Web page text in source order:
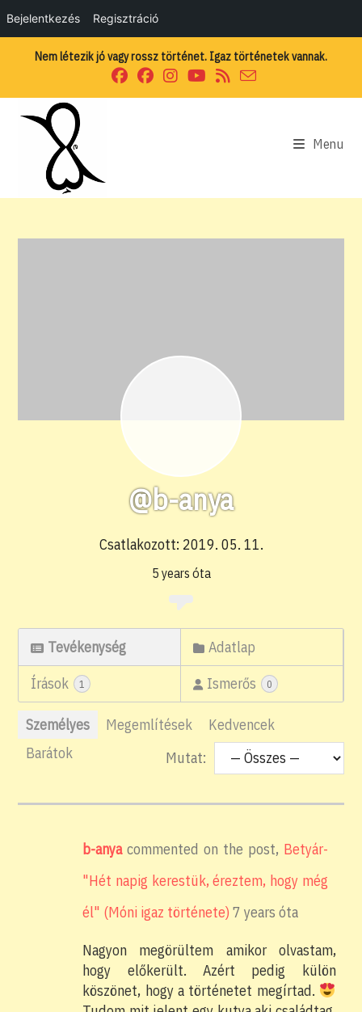
Bejelentkezés Regisztráció
Nem létezik jó vagy rossz történet. Igaz történetek vannak.
Menu
@b-anya
Csatlakozott: 2019. 05. 11.
5 years óta
Tevékenység
Adatlap
Írások
1 Ismerős 0
Személyes Megemlítések
Kedvencek
Barátok
Mutat:
b-anyacommented on the post, Betyár-
"Hét napig kerestük, éreztem, hogy még
él" (Móni igaz története) 7 years óta
Nagyon megörültem amikor olvastam,
hogy előkerült. Azért pedig külön
köszönet, hogy a történetet megírtad.